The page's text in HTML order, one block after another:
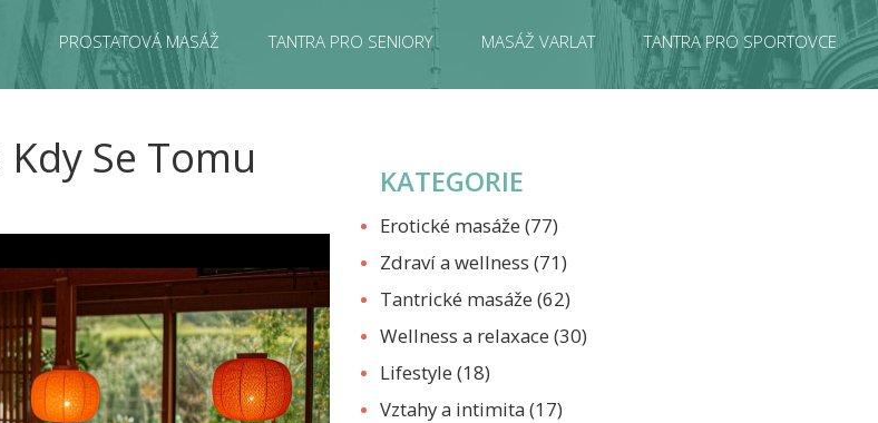
PROSTATOVÁ MASÁŽ TANTRA PRO SENIORY MASÁŽ VARLAT TANTRA PRO SPORTOVCE
Se Tomu KATEGORIE
Erotické masáže (77)
Zdraví a wellness (71)
Tantrické masáže (62)
Wellness a relaxace (30)
Lifestyle (18)
Vztahy a intimita (17)